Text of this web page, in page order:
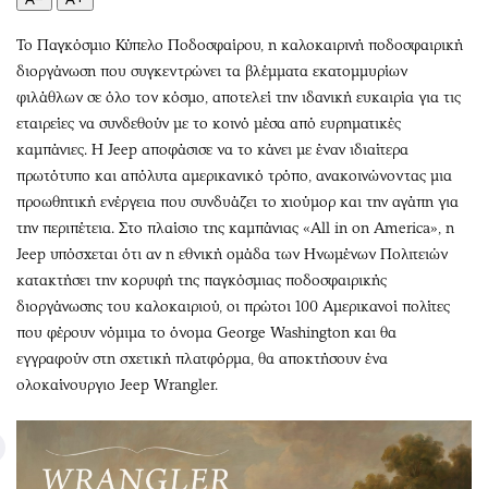
Περιβάλλον
Ελλάδα
Κόσμος
Παράξενα
Πολιτισμός
Σινεμά
Θέατρο-Χορός
Μουσική
Εικαστικά
Βιβλίο
Χειρόγραφα
Συνταγές
Έξοδος
Media
Εκπομπές
Wine routes
Podcasts
Uncut
Προσφορές
Προσωπικότητες στην ''Κ''
Επιστολές
To Παγκόσμιο Κύπελο Ποδοσφαίρου, η καλοκαιρινή ποδοσφαιρική
διοργάνωση που συγκεντρώνει τα βλέμματα εκατομμυρίων
φιλάθλων σε όλο τον κόσμο, αποτελεί την ιδανική ευκαιρία για τις
εταιρείες να συνδεθούν με το κοινό μέσα από ευρηματικές
καμπάνιες. Η Jeep αποφάσισε να το κάνει με έναν ιδιαίτερα
πρωτότυπο και απόλυτα αμερικανικό τρόπο, ανακοινώνοντας μια
προωθητική ενέργεια που συνδυάζει το χιούμορ και την αγάπη για
την περιπέτεια. Στο πλαίσιο της καμπάνιας «All in on America», η
Jeep υπόσχεται ότι αν η εθνική ομάδα των Ηνωμένων Πολιτειών
κατακτήσει την κορυφή της παγκόσμιας ποδοσφαιρικής
διοργάνωσης του καλοκαιριού, οι πρώτοι 100 Αμερικανοί πολίτες
που φέρουν νόμιμα το όνομα George Washington και θα
εγγραφούν στη σχετική πλατφόρμα, θα αποκτήσουν ένα
ολοκαίνουργιο Jeep Wrangler.